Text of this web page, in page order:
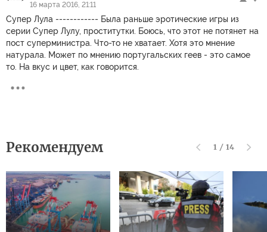
16 марта 2016, 21:11
Супер Лула ------------ Была раньше эротические игры из
серии Супер Лулу, проститутки. Боюсь, что этот не потянет на
пост суперминистра. Что-то не хватает. Хотя это мнение
натурала. Может по мнению португальских геев - это самое
то. На вкус и цвет, как говорится.
Рекомендуем 1 / 14